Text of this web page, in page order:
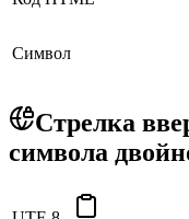
Символ
Стрелка
символа